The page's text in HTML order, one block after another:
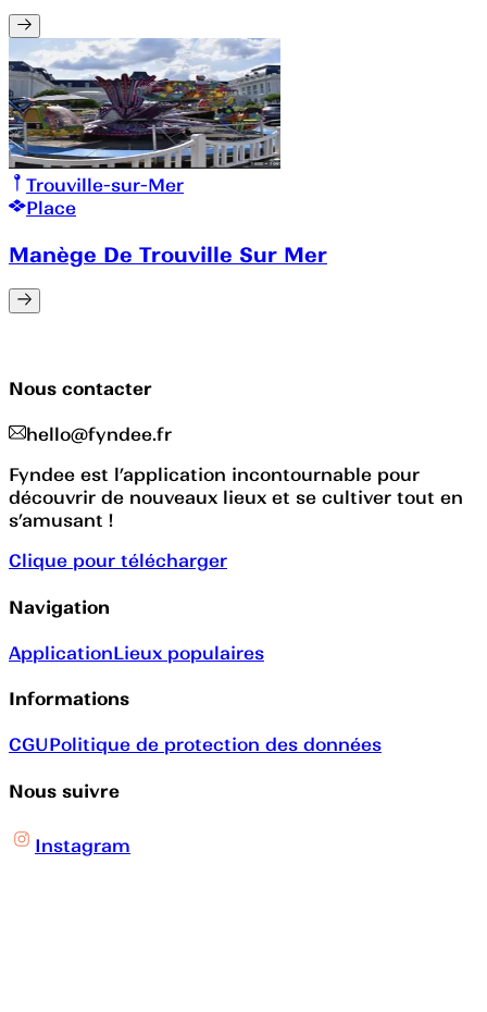
Trouville-sur-Mer
Place
Manège De Trouville Sur Mer
Nous contacter
hello@fyndee.fr
Fyndee est l’application incontournable pour
découvrir de nouveaux lieux et se cultiver tout en
s’amusant !
Clique pour télécharger
Navigation
ApplicationLieux populaires
Informations
CGUPolitique de protection des données
Nous suivre
Instagram